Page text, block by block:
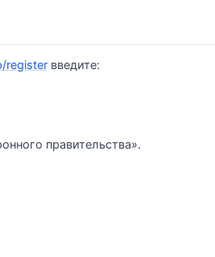
registerвведите:
правительства».